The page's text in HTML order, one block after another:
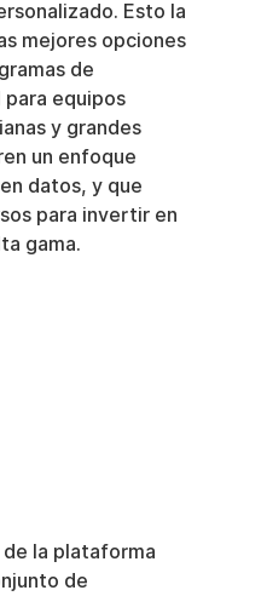
Esto la
mejores opciones
de
equipos
y grandes
un enfoque
datos, y que
para invertir en
gama.
la plataforma
de